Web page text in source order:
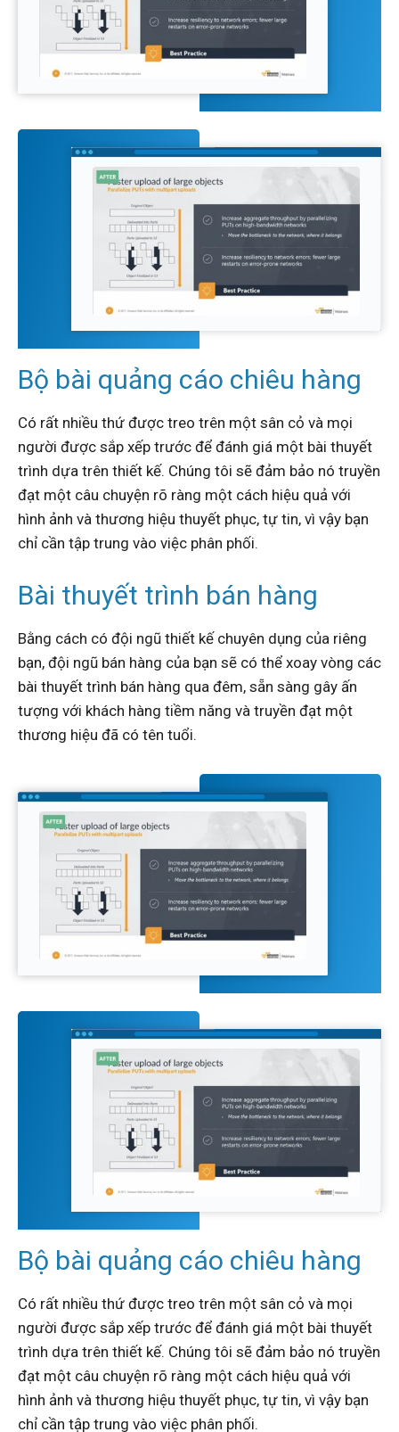
Bộ bài quảng cáo chiêu hàng
Có rất nhiều thứ được treo trên một sân cỏ và mọi
người được sắp xếp trước để đánh giá một bài thuyết
trình dựa trên thiết kế. Chúng tôi sẽ đảm bảo nó truyền
đạt một câu chuyện rõ ràng một cách hiệu quả với
hình ảnh và thương hiệu thuyết phục, tự tin, vì vậy bạn
chỉ cần tập trung vào việc phân phối.
Bài thuyết trình bán hàng
Bằng cách có đội ngũ thiết kế chuyên dụng của riêng
bạn, đội ngũ bán hàng của bạn sẽ có thể xoay vòng các
bài thuyết trình bán hàng qua đêm, sẵn sàng gây ấn
tượng với khách hàng tiềm năng và truyền đạt một
thương hiệu đã có tên tuổi.
Bộ bài quảng cáo chiêu hàng
Có rất nhiều thứ được treo trên một sân cỏ và mọi
người được sắp xếp trước để đánh giá một bài thuyết
trình dựa trên thiết kế. Chúng tôi sẽ đảm bảo nó truyền
đạt một câu chuyện rõ ràng một cách hiệu quả với
hình ảnh và thương hiệu thuyết phục, tự tin, vì vậy bạn
chỉ cần tập trung vào việc phân phối.